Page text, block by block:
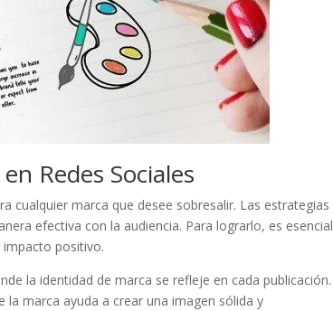
Redes Sociales
cualquier marca que​ desee sobresalir. Las estrategias⁢
efectiva con​ la audiencia. Para lograrlo, es esencial
⁢impacto positivo.
la identidad​ de ⁤marca se refleje en cada publicación.
​marca ayuda⁢ a crear una imagen sólida y